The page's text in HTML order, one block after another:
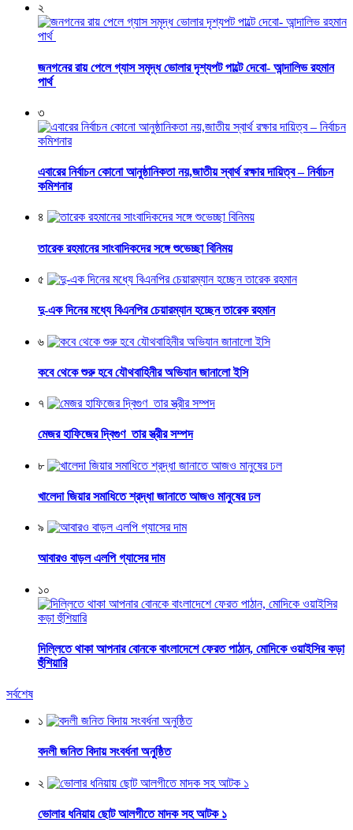
২
জনগনের রায় পেলে গ্যাস সমৃদ্ধ ভোলার দৃশ্যপট পাল্টে দেবো- আন্দালিভ রহমান
পার্থ
৩
এবারের নির্বাচন কোনো আনুষ্ঠানিকতা নয়,জাতীয় স্বার্থ রক্ষার দায়িত্ব – নির্বাচন
কমিশনার
৪
তারেক রহমানের সাংবাদিকদের সঙ্গে শুভেচ্ছা বিনিময়
৫
দু-এক দিনের মধ্যে বিএনপির চেয়ারম্যান হচ্ছেন তারেক রহমান
৬
কবে থেকে শুরু হবে যৌথবাহিনীর অভিযান জানালো ইসি
৭
মেজর হাফিজের দ্বিগুণ তার স্ত্রীর সম্পদ
৮
খালেদা জিয়ার সমাধিতে শ্রদ্ধা জানাতে আজও মানুষের ঢল
৯
আবারও বাড়ল এলপি গ্যাসের দাম
১০
দিল্লিতে থাকা আপনার বোনকে বাংলাদেশে ফেরত পাঠান, মোদিকে ওয়াইসির কড়া
হুঁশিয়ারি
সর্বশেষ
১
বদলী জনিত বিদায় সংবর্ধনা অনুষ্ঠিত
২
ভোলার ধনিয়ায় ছোট আলগীতে মাদক সহ আটক ১